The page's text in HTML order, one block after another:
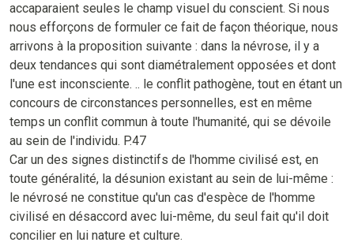
accaparaient seules le champ visuel du conscient. Si nous
nous efforçons de formuler ce fait de façon théorique, nous
arrivons à la proposition suivante : dans la névrose, il y a
deux tendances qui sont diamétralement opposées et dont
l'une est inconsciente. .. le conflit pathogène, tout en étant un
concours de circonstances personnelles, est en même
temps un conflit commun à toute l'humanité, qui se dévoile
au sein de l'individu. P.47
Car un des signes distinctifs de l'homme civilisé est, en
toute généralité, la désunion existant au sein de lui-même :
le névrosé ne constitue qu'un cas d'espèce de l'homme
civilisé en désaccord avec lui-même, du seul fait qu'il doit
concilier en lui nature et culture.